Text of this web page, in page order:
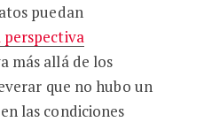
puedan
perspectiva
más allá de los
que no hubo un
las condiciones